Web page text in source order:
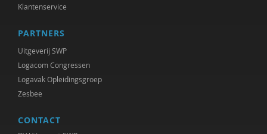
Klantenservice
PARTNERS
Uitgeverij SWP
Logacom Congressen
Logavak Opleidingsgroep
Zesbee
CONTACT